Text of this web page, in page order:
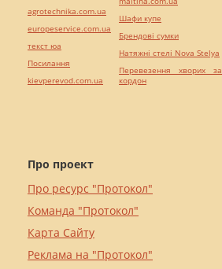
Про проект
Про ресурс "Протокол"
Команда "Протокол"
Карта Сайту
Реклама на "Протокол"
agrotechnika.com.ua
europeservice.com.ua
текст юа
Посилання
kievperevod.com.ua
Шафи купе
Брендові сумки
Натяжні стелі Nova Stelya
Перевезення хворих за
кордон